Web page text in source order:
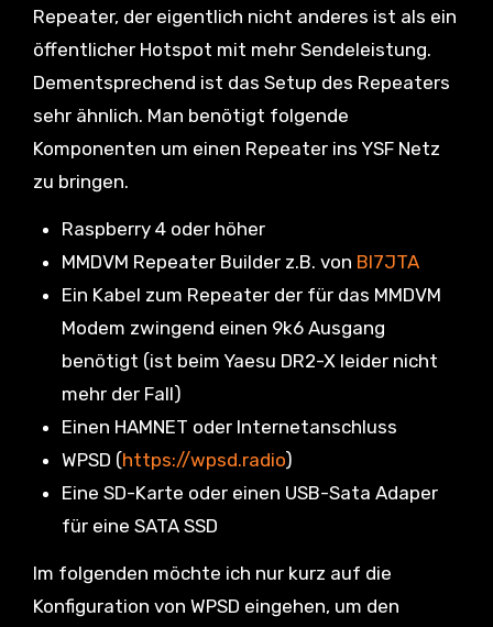
Repeater, der eigentlich nicht anderes ist als ein
öffentlicher Hotspot mit mehr Sendeleistung.
Dementsprechend ist das Setup des Repeaters
sehr ähnlich. Man benötigt folgende
Komponenten um einen Repeater ins YSF Netz
zu bringen.
Raspberry 4 oder höher
MMDVM Repeater Builder z.B. von BI7JTA
Ein Kabel zum Repeater der für das MMDVM
Modem zwingend einen 9k6 Ausgang
benötigt (ist beim Yaesu DR2-X leider nicht
mehr der Fall)
Einen HAMNET oder Internetanschluss
WPSD (https://wpsd.radio)
Eine SD-Karte oder einen USB-Sata Adaper
für eine SATA SSD
Im folgenden möchte ich nur kurz auf die
Konfiguration von WPSD eingehen, um den